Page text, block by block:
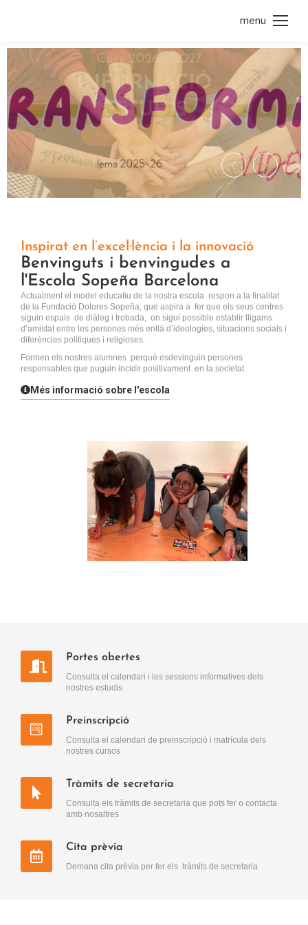
menu
Inspirat en l’excel·lència i la innovació
Benvinguts i benvingudes a
l'Escola Sopeña Barcelona
Actualment el model educatiu de la nostra escola respon a la finalitat
de la Fundació Dolores Sopeña, que aspira a fer que els seus centres
siguin espais de diàleg i trobada, on sigui possible establir lligams
d’amistat entre les persones més enllà d’ideologies, situacions socials i
diferències polítiques i religioses.
Formen els nostres alumnes perquè esdevinguin persones
responsables que puguin incidir positivament en la societat.
Més informació sobre l'escola
Portes obertes
Consulta el calendari i les sessions informatives dels
nostres estudis
Preinscripció
Consulta el calendari de preinscripció i matrícula dels
nostres cursos
Tràmits de secretaria
Consulta els tràmits de secretaria que pots fer o contacta
amb nosaltres
Cita prèvia
Demana cita prèvia per fer els tràmits de secretaria